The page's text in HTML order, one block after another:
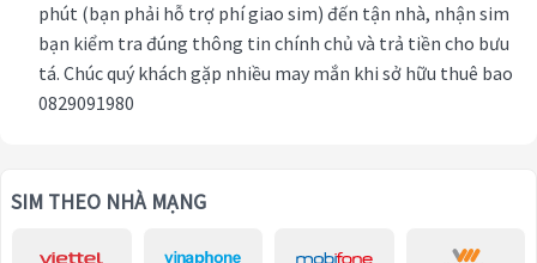
phút (bạn phải hỗ trợ phí giao sim) đến tận nhà, nhận sim
bạn kiểm tra đúng thông tin chính chủ và trả tiền cho bưu
tá. Chúc quý khách gặp nhiều may mắn khi sở hữu thuê bao
0829091980
SIM THEO NHÀ MẠNG